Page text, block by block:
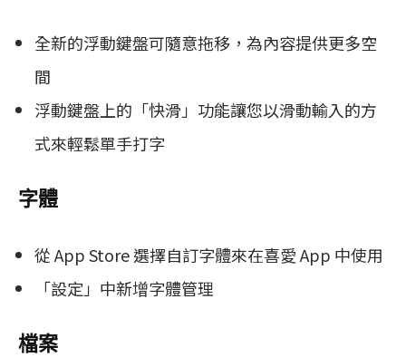
全新的浮動鍵盤可隨意拖移，為內容提供更多空
間
浮動鍵盤上的「快滑」功能讓您以滑動輸入的方
式來輕鬆單手打字
字體
從 App Store 選擇自訂字體來在喜愛 App 中使用
「設定」中新增字體管理
檔案